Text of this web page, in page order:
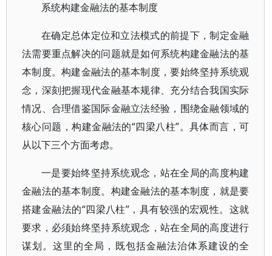
系统构建金融法的基本制度
在确定总体定位和立法模式的前提下，制定金融
法需要重点解决的问题就是如何系统构建金融法的基
本制度。构建金融法的基本制度，要始终坚持系统观
念，深刻把握现代金融基本规律、充分结合我国实际
情况、合理借鉴国际金融立法经验，围绕金融领域的
核心问题，构建金融法的“四梁八柱”。具体而言，可
从以下三个方面考虑。
一是要始终坚持系统观念，站在全局的高度构建
金融法的基本制度。构建金融法的基本制度，就是要
搭建金融法的“四梁八柱”，具有较强的宏观性。这就
要求，必须始终坚持系统观念，站在全局的高度进行
谋划。这里的全局，既包括金融法治体系建设的全